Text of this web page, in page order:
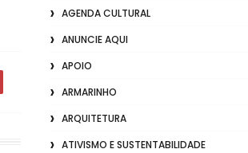
AGENDA CULTURAL
ANUNCIE AQUI
APOIO
ARMARINHO
ARQUITETURA
ATIVISMO E SUSTENTABILIDADE